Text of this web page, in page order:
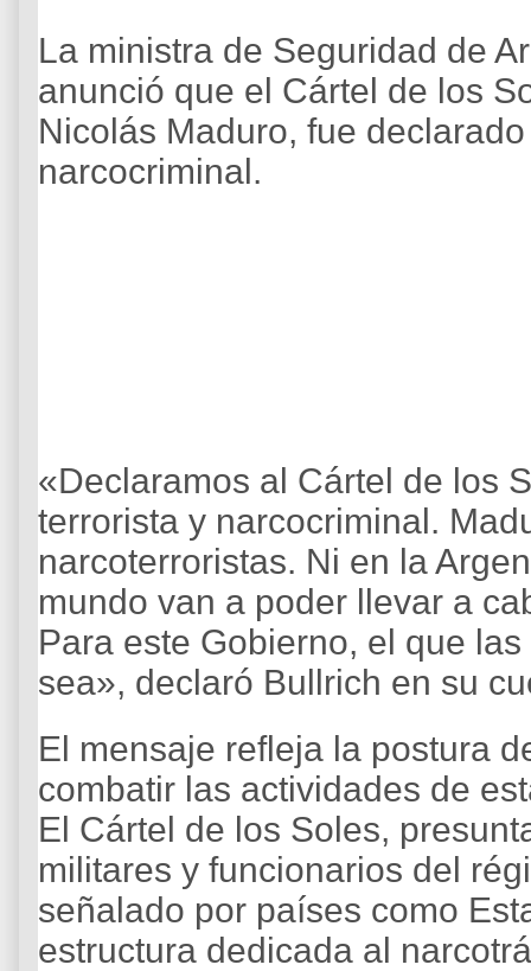
La ministra de Seguridad de
anunció que el Cártel de los
Nicolás Maduro, fue
narcocriminal.
«Declaramos al Cártel de los
terrorista y narcocriminal.
narcoterroristas. Ni en la
mundo van a poder llevar a
Para este Gobierno, el que
sea», declaró Bullrich en su
El mensaje refleja la postura
combatir las actividades de
El Cártel de los Soles,
militares y funcionarios del
señalado por países como
estructura dedicada al